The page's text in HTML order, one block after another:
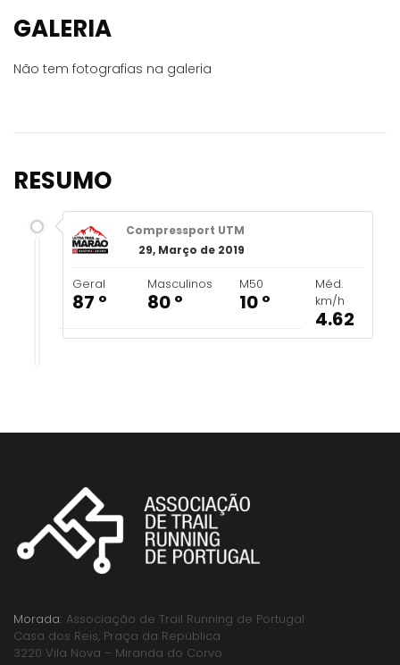
GALERIA
Não tem fotografias na galeria
RESUMO
Compressport UTM
29, Março de 2019
Geral
87 º
Masculinos
80 º
M50
10 º
Méd.
km/h
4.62
Morada: Associação de Trail Running de Portugal
Casa dos Reis, Praça da República
3220 Vila Nova – Miranda do Corvo